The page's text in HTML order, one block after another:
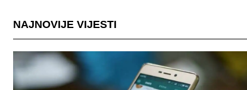
je poči
NAJNOVIJE VIJESTI